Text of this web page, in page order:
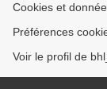
Cookies et
Préférences
Voir le profil de